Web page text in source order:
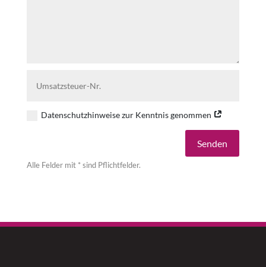
Datenschutzhinweise zur Kenntnis genommen
Senden
Alle Felder mit * sind Pflichtfelder.